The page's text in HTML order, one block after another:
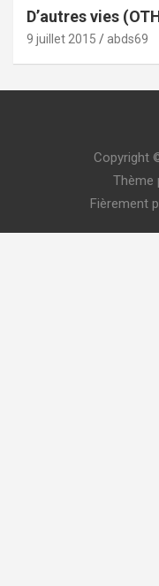
D’autres vies
9 juillet 2015 abds69
Copyright
Thème
Fièrement